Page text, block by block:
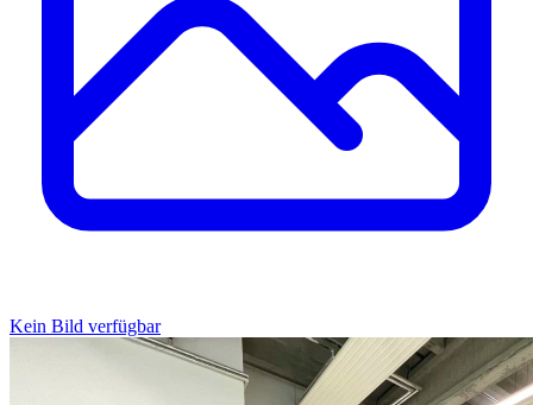
Kein Bild verfügbar